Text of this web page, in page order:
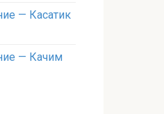
— Касатик
— Качим